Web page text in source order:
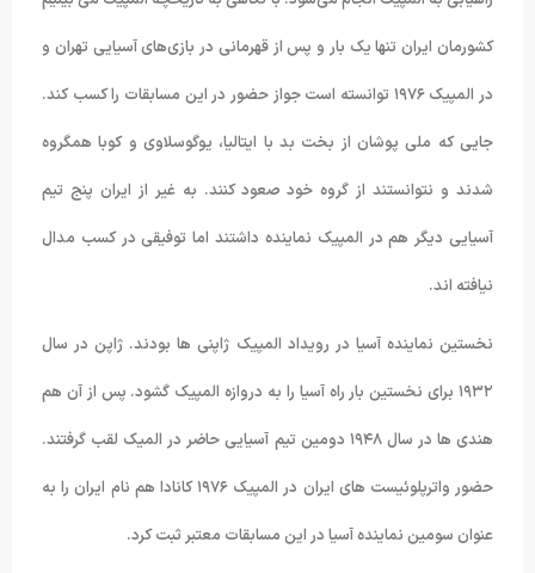
کشورمان ایران تنها یک بار و پس از قهرمانی در بازی‌های آسیایی تهران و
در المپیک ۱۹۷۶ توانسته است جواز حضور در این مسابقات را کسب کند.
جایی که ملی پوشان از بخت بد با ایتالیا، یوگوسلاوی و کوبا همگروه
شدند و نتوانستند از گروه خود صعود کنند. به غیر از ایران پنج تیم
آسیایی دیگر هم در المپیک نماینده داشتند اما توفیقی در کسب مدال
نیافته اند.
نخستین نماینده آسیا در رویداد المپیک ژاپنی ها بودند. ژاپن در سال
۱۹۳۲ برای نخستین بار راه آسیا را به دروازه المپیک گشود. پس از آن هم
هندی ها در سال ۱۹۴۸ دومین تیم آسیایی حاضر در المیک لقب گرفتند.
حضور واترپلوئیست های ایران در المپیک ۱۹۷۶ کانادا هم نام ایران را به
عنوان سومین نماینده آسیا در این مسابقات معتبر ثبت کرد.